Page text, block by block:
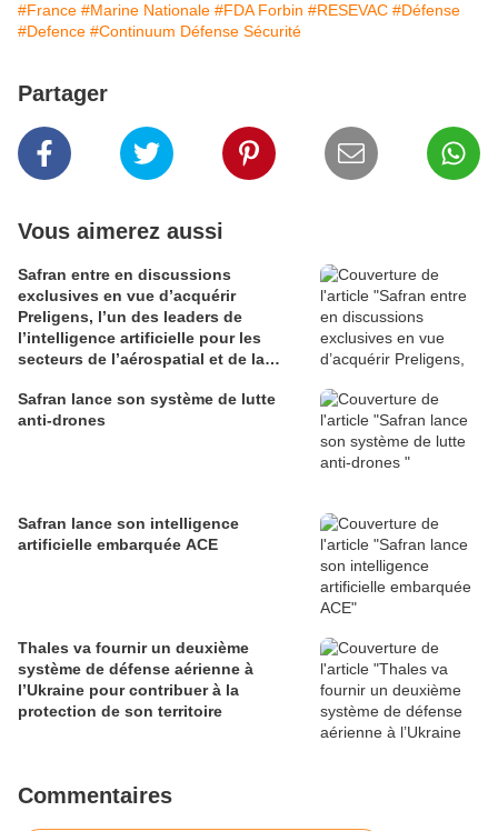
#France #Marine Nationale #FDA Forbin #RESEVAC #Défense
#Defence #Continuum Défense Sécurité
Partager
Vous aimerez aussi
Safran entre en discussions
exclusives en vue d’acquérir
Preligens, l’un des leaders de
l’intelligence artificielle pour les
secteurs de l’aérospatial et de la
Safran lance son système de lutte
anti-drones
Safran lance son intelligence
artificielle embarquée ACE
Thales va fournir un deuxième
système de défense aérienne à
l’Ukraine pour contribuer à la
protection de son territoire
Commentaires